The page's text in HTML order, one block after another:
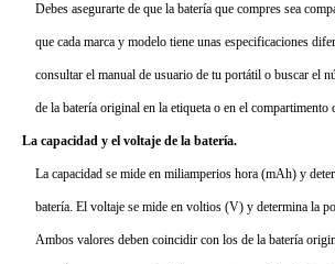
Debes asegurarte de que la batería que compres sea
que cada marca y modelo tiene unas especificaciones
consultar el manual de usuario de tu portátil o buscar el
de la batería original en la etiqueta o en el compartimento
La capacidad y el voltaje de la batería.
La capacidad se mide en miliamperios hora (mAh) y
batería. El voltaje se mide en voltios (V) y determina la
Ambos valores deben coincidir con los de la batería